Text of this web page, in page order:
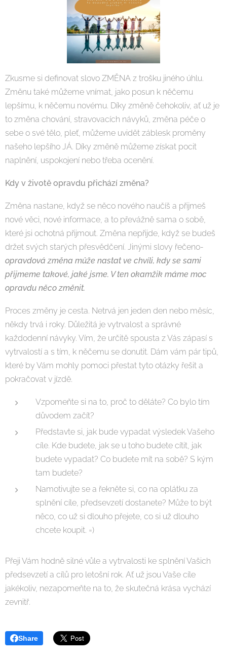
Zkusme si definovat slovo ZMĚNA z trošku jiného úhlu.
Změnu také můžeme vnímat, jako posun k něčemu
lepšímu, k něčemu novému. Díky změně čehokoliv, ať už je
to změna chování, stravovacích návyků, změna péče o
sebe o své tělo, pleť, můžeme uvidět záblesk proměny
našeho lepšího JÁ. Díky změně můžeme získat pocit
naplnění, uspokojení nebo třeba ocenění.
Kdy v životě opravdu přichází změna?
Změna nastane, když se něco nového naučíš a přijmeš
nové věci, nové informace, a to převážně sama o sobě,
které jsi ochotná přijmout. Změna nepřijde, když se budeš
držet svých starých přesvědčení. Jinými slovy řečeno-
opravdová změna může nastat ve chvíli, kdy se sami
přijmeme takové, jaké jsme. V ten okamžik máme moc
opravdu něco změnit.
Proces změny je cesta. Netrvá jen jeden den nebo měsíc,
někdy trvá i roky. Důležitá je vytrvalost a správné
každodenní návyky. Vím, že určitě spousta z Vás zápasí s
vytrvalostí a s tím, k něčemu se donutit. Dám vám pár tipů,
které by Vám mohly pomoci přestat tyto otázky řešit a
pokračovat v jízdě.
Vzpomeňte si na to, proč to děláte? Co bylo tím
důvodem začít?
Představte si, jak bude vypadat výsledek Vašeho
cíle. Kde budete, jak se u toho budete cítit, jak
budete vypadat? Co budete mít na sobě? S kým
tam budete?
Namotivujte se a řekněte si, co na oplátku za
splnění cíle, předsevzetí dostanete? Může to být
něco, co už si dlouho přejete, co si už dlouho
chcete koupit. =)
Přeji Vám hodně silné vůle a vytrvalosti ke splnění Vašich
předsevzetí a cílů pro letošní rok. Ať už jsou Vaše cíle
jakékoliv, nezapomeňte na to, že skutečná krása vychází
zevnitř. ♥♥
Share